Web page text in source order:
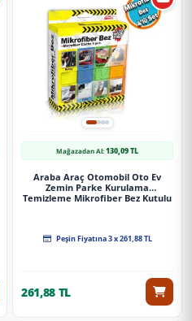
Mağazadan Al:130,09 TL
Araba Araç Otomobil Oto Ev
Zemin Parke Kurulama
Temizleme Mikrofiber Bez Kutulu
Peşin Fiyatına 3 x 261,88 TL
261,88 TL